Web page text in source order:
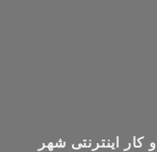
اینترنتی شهر